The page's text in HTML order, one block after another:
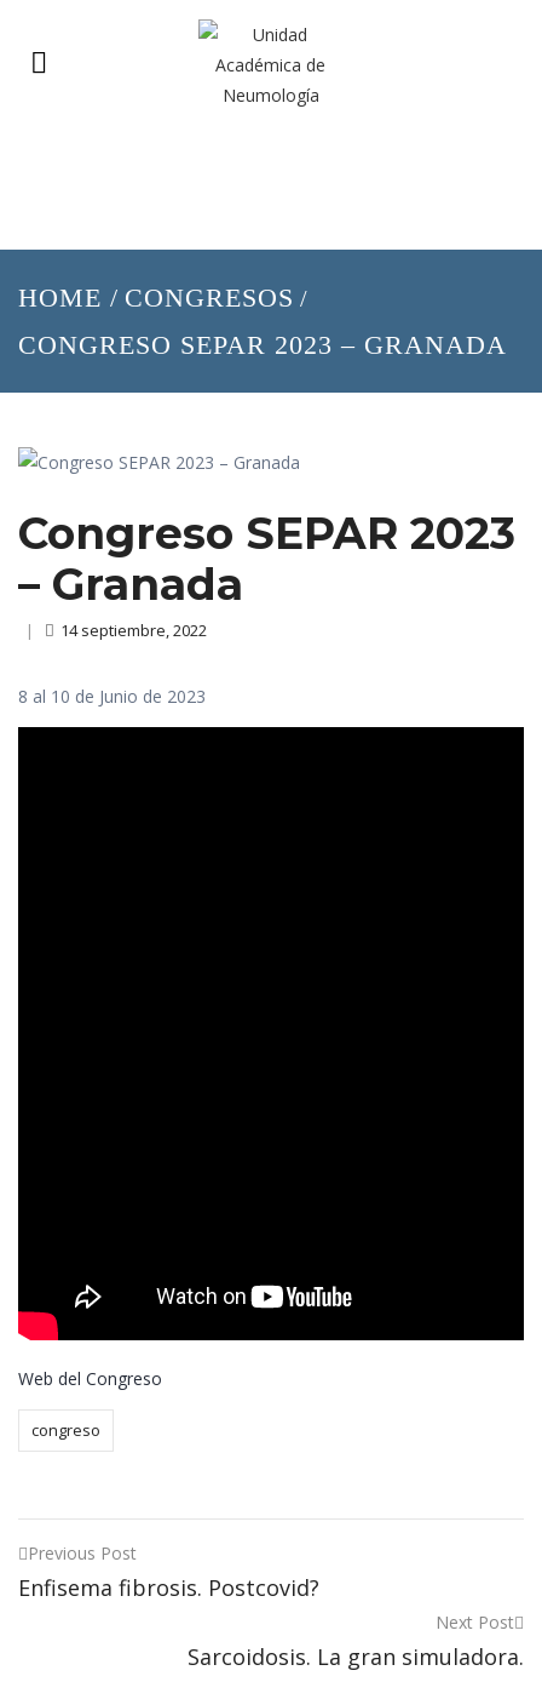
HOME / CONGRESOS /
CONGRESO SEPAR 2023 – GRANADA
Congreso SEPAR 2023
– Granada
| 14 septiembre, 2022
8 al 10 de Junio de 2023
Web del Congreso
congreso
Post
navigation
Previous Post
Enfisema fibrosis. Postcovid?
Next Post
Sarcoidosis. La gran simuladora.